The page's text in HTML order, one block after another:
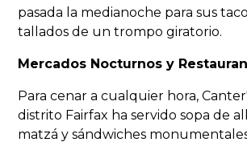
pasada la medianoche para sus
tallados de un trompo giratorio.
Mercados Nocturnos y
Para cenar a cualquier hora,
distrito Fairfax ha servido sopa de
matzá y sándwiches